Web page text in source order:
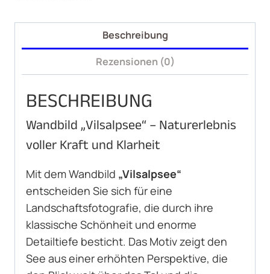
Beschreibung
Rezensionen (0)
BESCHREIBUNG
Wandbild „Vilsalpsee“ – Naturerlebnis
voller Kraft und Klarheit
Mit dem Wandbild „Vilsalpsee“
entscheiden Sie sich für eine
Landschaftsfotografie, die durch ihre
klassische Schönheit und enorme
Detailtiefe besticht. Das Motiv zeigt den
See aus einer erhöhten Perspektive, die